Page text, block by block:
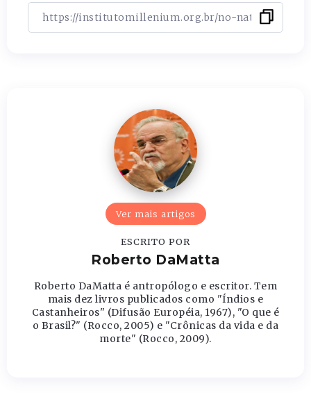
Ver mais artigos
ESCRITO POR
Roberto DaMatta
Roberto DaMatta é antropólogo e escritor. Tem
mais dez livros publicados como "Índios e
Castanheiros" (Difusão Européia, 1967), "O que é
o Brasil?" (Rocco, 2005) e "Crônicas da vida e da
morte" (Rocco, 2009).